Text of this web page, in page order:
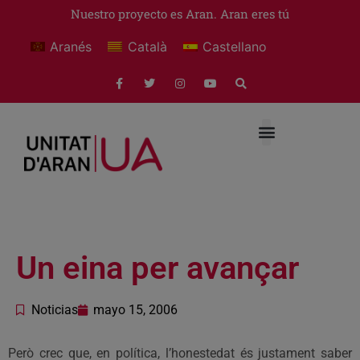
Nuestro proyecto es Aran. Aran eres tú
Aranés Català Castellano
Un eina per avançar
Noticias mayo 15, 2006
Però crec que, en política, l’honestedat és justament saber